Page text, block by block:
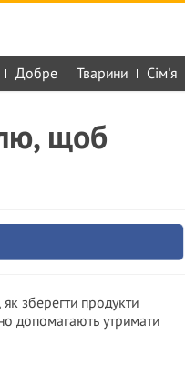
Добре Тварини Сім'я
щоб
зберегти продукти
допомагають утримати